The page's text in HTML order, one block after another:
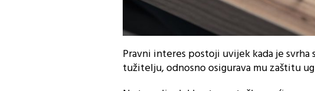
Pravni interes postoji uvijek kada je
tužitelju, odnosno osigurava mu zaštitu